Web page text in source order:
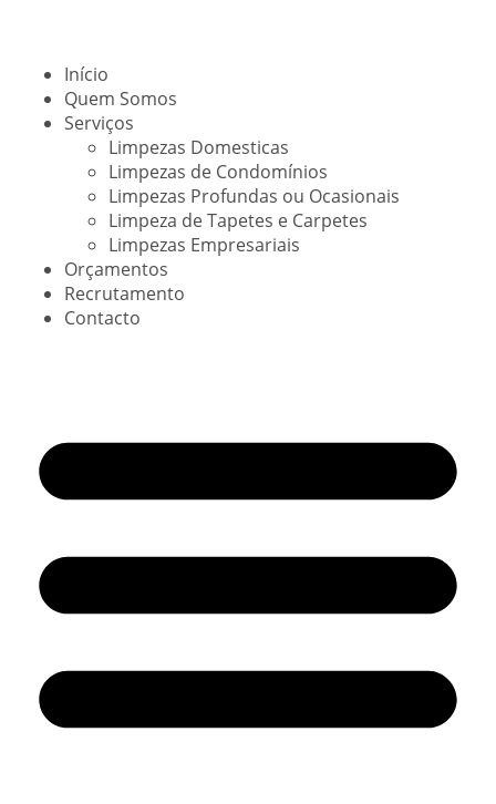
Início
Quem Somos
Serviços
Limpezas Domesticas
Limpezas de Condomínios
Limpezas Profundas ou Ocasionais
Limpeza de Tapetes e Carpetes
Limpezas Empresariais
Orçamentos
Recrutamento
Contacto